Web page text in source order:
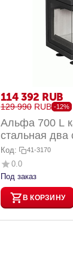
114 392 RUB
129 990 RUB -12%
Альфа 700 L
стальная два
Код: 41-3170
0.0
Под заказ
В КОРЗИНУ